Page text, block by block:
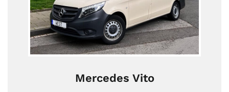
Mercedes Vito